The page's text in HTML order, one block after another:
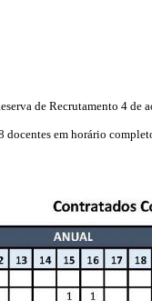
de Recrutamento 4
docentes em horário